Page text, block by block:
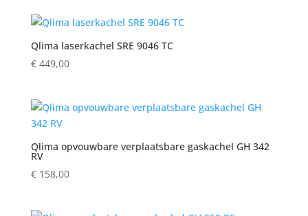
Qlima laserkachel SRE 9046 TC
€449,00
Qlima opvouwbare verplaatsbare gaskachel GH 342
RV
€158,00